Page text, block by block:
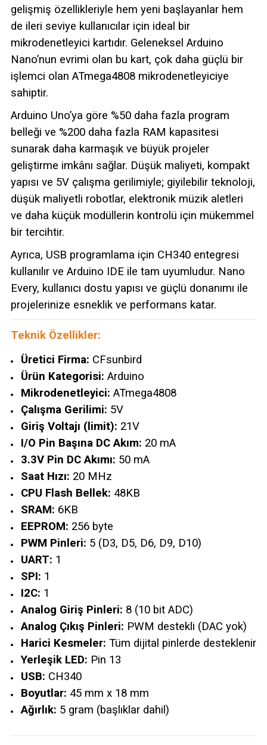
gelişmiş özellikleriyle hem yeni başlayanlar hem
de ileri seviye kullanıcılar için ideal bir
mikrodenetleyici kartıdır. Geleneksel Arduino
Nano’nun evrimi olan bu kart, çok daha güçlü bir
işlemci olan ATmega4808 mikrodenetleyiciye
sahiptir.
Arduino Uno’ya göre %50 daha fazla program
belleği ve %200 daha fazla RAM kapasitesi
sunarak daha karmaşık ve büyük projeler
geliştirme imkânı sağlar. Düşük maliyeti, kompakt
yapısı ve 5V çalışma gerilimiyle; giyilebilir teknoloji,
düşük maliyetli robotlar, elektronik müzik aletleri
ve daha küçük modüllerin kontrolü için mükemmel
bir tercihtir.
Ayrıca, USB programlama için CH340 entegresi
kullanılır ve Arduino IDE ile tam uyumludur. Nano
Every, kullanıcı dostu yapısı ve güçlü donanımı ile
projelerinize esneklik ve performans katar.
Teknik Özellikler:
Üretici Firma: CFsunbird
Ürün Kategorisi: Arduino
Mikrodenetleyici: ATmega4808
Çalışma Gerilimi: 5V
Giriş Voltajı (limit): 21V
I/O Pin Başına DC Akım: 20 mA
3.3V Pin DC Akımı: 50 mA
Saat Hızı: 20 MHz
CPU Flash Bellek: 48KB
SRAM: 6KB
EEPROM: 256 byte
PWM Pinleri: 5 (D3, D5, D6, D9, D10)
UART: 1
SPI: 1
I2C: 1
Analog Giriş Pinleri: 8 (10 bit ADC)
Analog Çıkış Pinleri: PWM destekli (DAC yok)
Harici Kesmeler: Tüm dijital pinlerde desteklenir
Yerleşik LED: Pin 13
USB: CH340
Boyutlar: 45 mm x 18 mm
Ağırlık: 5 gram (başlıklar dahil)